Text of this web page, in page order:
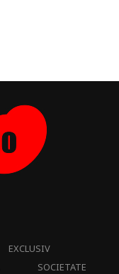
EXCLUSIV
SOCIETATE